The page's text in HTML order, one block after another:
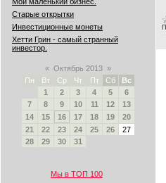
Старые открытки
Инвестиционные монеты
Хетти Грин - самый странный
инвестор.
« Октябрь 2013 »
Пн
Вт Ср Чт Пт Сб
Вс
1
2 3 4 5
6
7
8 9 10 11 12
13
14
15 16 17 18 19
20
21
22 23 24 25 26
27
28
29 30 31
Мы в ТОП 100